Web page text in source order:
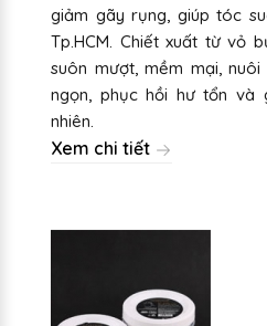
giảm gãy rụng, giúp tóc
Tp.HCM. Chiết xuất từ vỏ
suôn mượt, mềm mại,
ngọn, phục hồi hư tổn và
nhiên.
Xem chi tiết